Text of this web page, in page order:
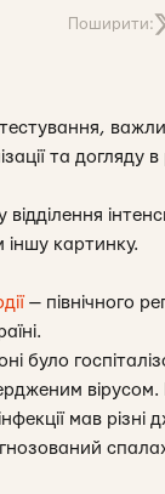
Поширити:
та догляду в
відділення
іншу картинку.
— північного
було
мав